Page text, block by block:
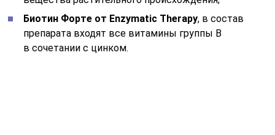
в период беременности и лактации, можно улучшить
состояние локонов и при помощи вполне безопасных
бальзамов и шампуней с добавлением биотина.